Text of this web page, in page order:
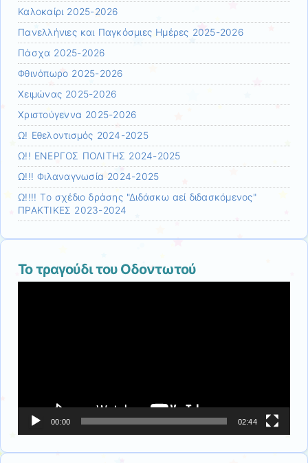
Καλοκαίρι 2025-2026
Πανελλήνιες και Παγκόσμιες Ημέρες 2025-2026
Πάσχα 2025-2026
Φθινόπωρο 2025-2026
Χειμώνας 2025-2026
Χριστούγεννα 2025-2026
Ω! Εθελοντισμός 2024-2025
Ω!! ΕΝΕΡΓΟΣ ΠΟΛΙΤΗΣ 2024-2025
Ω!!! Φιλαναγνωσία 2024-2025
Ω!!!! Το σχέδιο δράσης "Διδάσκω αεί διδασκόμενος"
ΠΡΑΚΤΙΚΕΣ 2023-2024
Το τραγούδι του Οδοντωτού
00:00 02:44